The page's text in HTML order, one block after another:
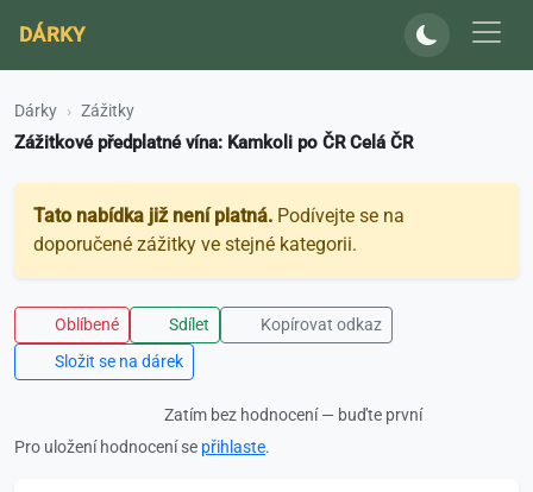
DÁRKY
Dárky Zážitky
Zážitkové předplatné vína: Kamkoli po ČR Celá ČR
Tato nabídka již není platná. Podívejte se na
doporučené zážitky ve stejné kategorii.
Oblíbené Sdílet
Kopírovat odkaz
Složit se na dárek
Zatím bez hodnocení — buďte první
Pro uložení hodnocení se přihlaste.